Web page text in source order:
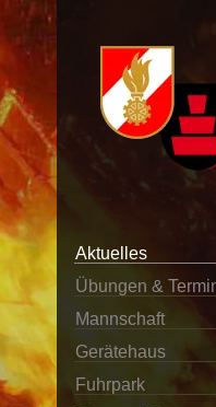
Aktuelles
Übungen &
Mannschaft
Gerätehaus
Fuhrpark